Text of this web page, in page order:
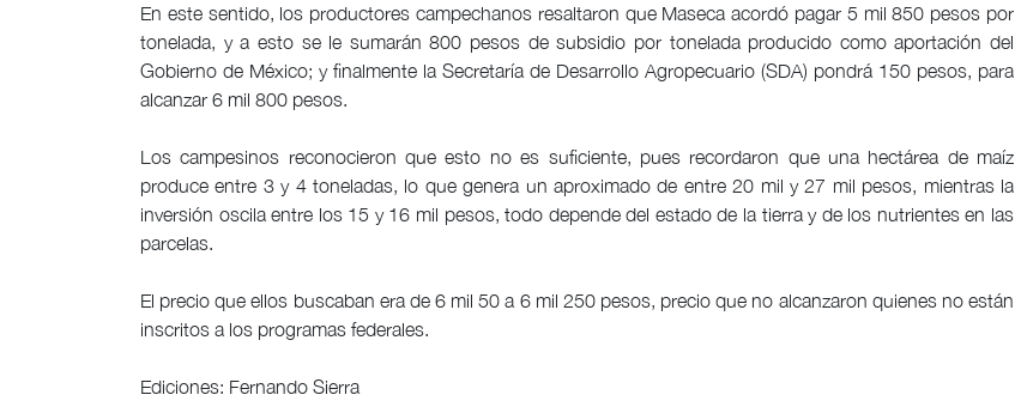
En este sentido, los productores campechanos resaltaron que Maseca acordó pagar 5 mil 850 pesos por
tonelada, y a esto se le sumarán 800 pesos de subsidio por tonelada producido como aportación del
Gobierno de México; y finalmente la Secretaría de Desarrollo Agropecuario (SDA) pondrá 150 pesos, para
alcanzar 6 mil 800 pesos.
Los campesinos reconocieron que esto no es suficiente, pues recordaron que una hectárea de maíz
produce entre 3 y 4 toneladas, lo que genera un aproximado de entre 20 mil y 27 mil pesos, mientras la
inversión oscila entre los 15 y 16 mil pesos, todo depende del estado de la tierra y de los nutrientes en las
parcelas.
El precio que ellos buscaban era de 6 mil 50 a 6 mil 250 pesos, precio que no alcanzaron quienes no están
inscritos a los programas federales.
Ediciones: Fernando Sierra